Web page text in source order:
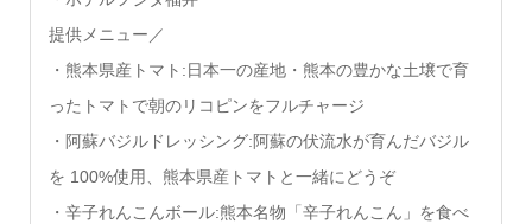
提供メニュー／
・熊本県産トマト:日本一の産地・熊本の豊かな土壌で育
ったトマトで朝のリコピンをフルチャージ
・阿蘇バジルドレッシング:阿蘇の伏流水が育んだバジル
を 100%使用、熊本県産トマトと一緒にどうぞ
・辛子れんこんボール:熊本名物「辛子れんこん」を食べ